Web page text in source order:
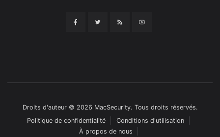
Droits d'auteur © 2026 MacSecurity. Tous droits réservés.
Politique de confidentialité
Conditions d'utilisation
À propos de nous